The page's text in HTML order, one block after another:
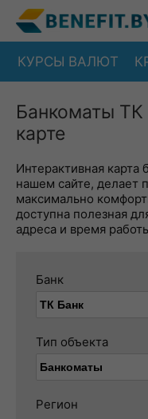
КУРСЫ ВАЛЮТ
Банкоматы
карте
Интерактивная карта
нашем сайте, делает
максимально
доступна полезная
адреса и время
Банк
Тип объекта
Регион